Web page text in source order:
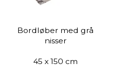
Bordløber med grå
nisser
45 x 150 cm